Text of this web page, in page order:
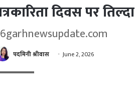
दिवस पर
पदमिनी श्रीवास June 2, 2026